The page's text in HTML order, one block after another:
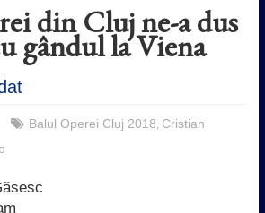
din Cluj ne-a dus
gândul la Viena
Balul Operei Cluj 2018 Cristian